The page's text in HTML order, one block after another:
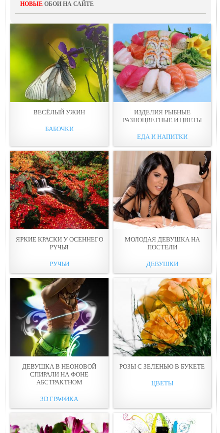
НОВЫЕ ОБОИ НА САЙТЕ
ВЕСЁЛЫЙ УЖИН
БАБОЧКИ
ИЗДЕЛИЯ РЫБНЫЕ
РАЗНOЦВЕТНЫЕ И ЦВЕТЫ
ЕДА И НАПИТКИ
ЯРКИЕ КРАСКИ У ОСЕННЕГО
РYЧЬЯ
РУЧЬИ
МОЛОДAЯ ДЕВУШКА НА
ПОСТEЛИ
ДЕВУШКИ
ДЕВУШКА В НЕОНОВOЙ
СПИРАЛИ НА ФОНЕ
АБСТРАКТНОМ
3D ГРАФИКА
РОЗЫ С ЗЕЛЕНЬЮ В БУКEТЕ
ЦВЕТЫ